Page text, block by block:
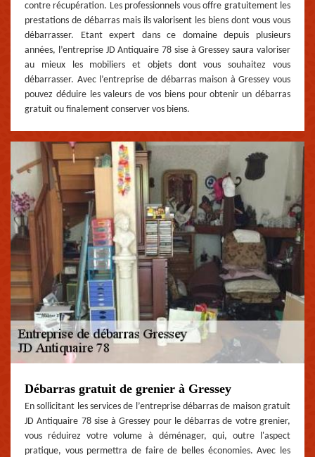
contre récupération. Les professionnels vous offre gratuitement les
prestations de débarras mais ils valorisent les biens dont vous vous
débarrasser. Etant expert dans ce domaine depuis plusieurs
années, l’entreprise JD Antiquaire 78 sise à Gressey saura valoriser
au mieux les mobiliers et objets dont vous souhaitez vous
débarrasser. Avec l’entreprise de débarras maison à Gressey vous
pouvez déduire les valeurs de vos biens pour obtenir un débarras
gratuit ou finalement conserver vos biens.
Débarras gratuit de grenier à Gressey
En sollicitant les services de l’entreprise débarras de maison gratuit
JD Antiquaire 78 sise à Gressey pour le débarras de votre grenier,
vous réduirez votre volume à déménager, qui, outre l'aspect
pratique, vous permettra de faire de belles économies. Avec les